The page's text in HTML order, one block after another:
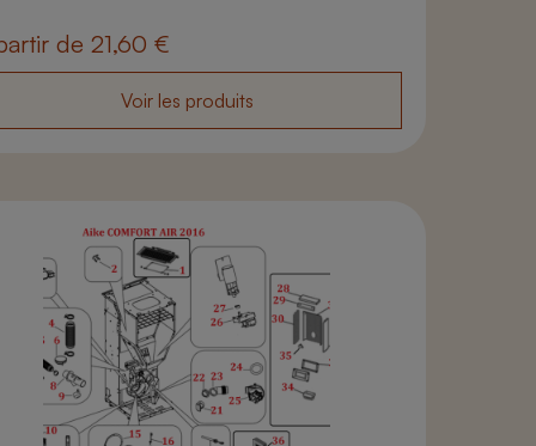
de 21,60 €
Voir les produits